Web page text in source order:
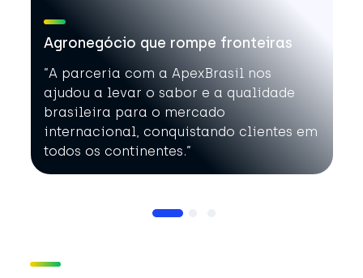
Agronegócio que rompe fronteiras
”A parceria com a ApexBrasil nos
ajudou a levar o sabor e a qualidade
brasileira para o mercado
internacional, conquistando clientes em
todos os continentes.”